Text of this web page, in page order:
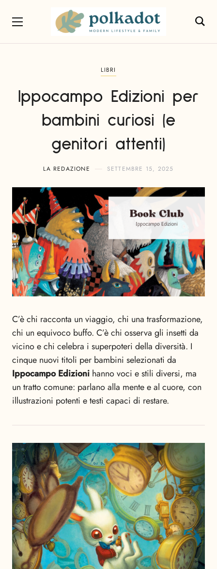
LIBRI
Ippocampo Edizioni per
bambini curiosi (e
genitori attenti)
LA REDAZIONE SETTEMBRE 15, 2025
C’è chi racconta un viaggio, chi una trasformazione,
chi un equivoco buffo. C’è chi osserva gli insetti da
vicino e chi celebra i superpoteri della diversità. I
cinque nuovi titoli per bambini selezionati da
Ippocampo Edizioni hanno voci e stili diversi, ma
un tratto comune: parlano alla mente e al cuore, con
illustrazioni potenti e testi capaci di restare.